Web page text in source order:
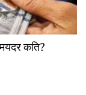
कति?